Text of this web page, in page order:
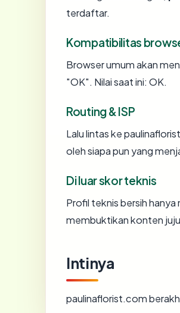
terdaftar.
Kompatibilitas
Browser umum akan
"OK". Nilai saat ini: OK.
Routing & ISP
Lalu lintas ke
oleh siapa pun yang
Di luar skor teknis
Profil teknis bersih
membuktikan konten
Intinya
paulinaflorist.com